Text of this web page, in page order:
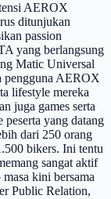
AEROX
ditunjukan
passion
yang berlangsung
Matic Universal
pengguna AEROX
lifestyle mereka
juga games serta
peserta yang datang
dari 250 orang
bikers. Ini tentu
sangat aktif
masa kini bersama
Public Relation,